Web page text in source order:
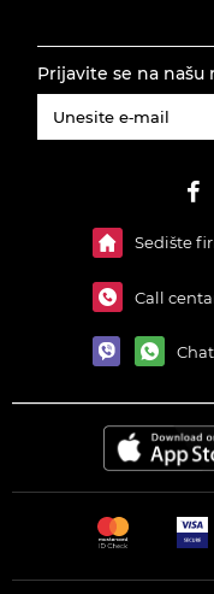
Prijavite se na
Sedište
Call